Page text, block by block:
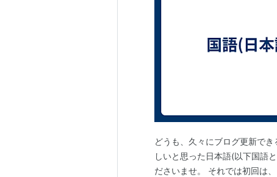
どうも、久々にブログ更新で
しいと思った日本語(以下国語
ださいませ。 それでは初回は